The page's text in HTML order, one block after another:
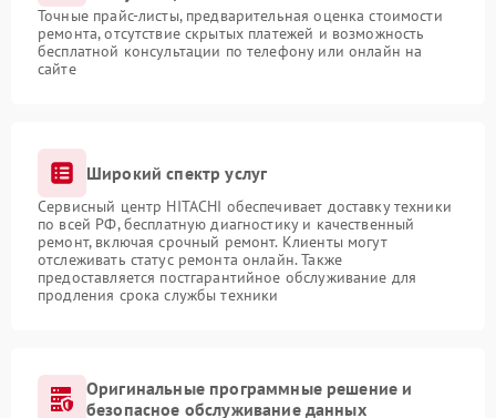
Точные прайс-листы, предварительная оценка стоимости
ремонта, отсутствие скрытых платежей и возможность
бесплатной консультации по телефону или онлайн на
сайте
Широкий спектр услуг
Сервисный центр HITACHI обеспечивает доставку техники
по всей РФ, бесплатную диагностику и качественный
ремонт, включая срочный ремонт. Клиенты могут
отслеживать статус ремонта онлайн. Также
предоставляется постгарантийное обслуживание для
продления срока службы техники
Оригинальные программные решение и
безопасное обслуживание данных